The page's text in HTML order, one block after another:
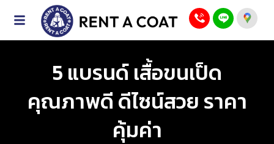
5 แบรนด์ เสื้อขนเป็ด
คุณภาพดี ดีไซน์สวย ราคา
คุ้มค่า